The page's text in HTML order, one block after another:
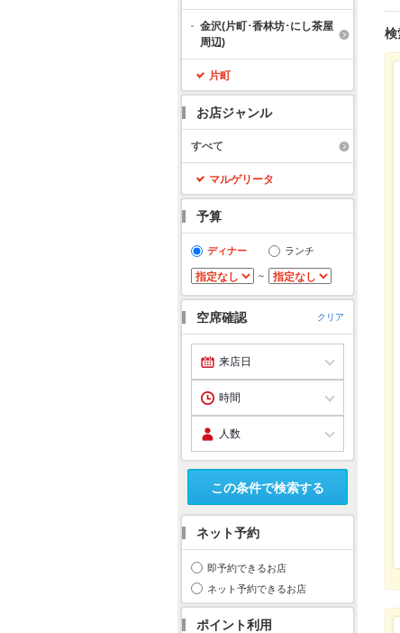
金沢(片町･香林坊･にし茶屋
周辺)
片町
お店ジャンル
すべて
マルゲリータ
予算
ディナー ランチ
～
空席確認 クリア
この条件で検索する
ネット予約
即予約できるお店
ネット予約できるお店
ポイント利用
検